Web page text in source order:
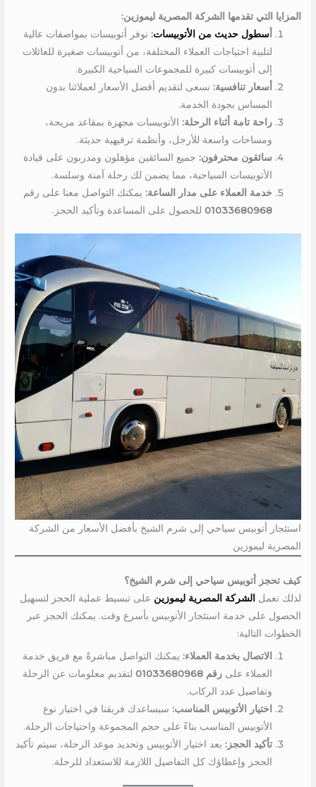
المزايا التي تقدمها الشركة المصرية ليموزين:
أسطول حديث من الأتوبيسات: نوفر أتوبيسات بمواصفات عالية
لتلبية احتياجات العملاء المختلفة، من أتوبيسات صغيرة للعائلات
إلى أتوبيسات كبيرة للمجموعات السياحية الكبيرة.
أسعار تنافسية: نسعى لتقديم أفضل الأسعار لعملائنا بدون
المساس بجودة الخدمة.
راحة تامة أثناء الرحلة: الأتوبيسات مجهزة بمقاعد مريحة،
ومساحات واسعة للأرجل، وأنظمة ترفيهية حديثة.
سائقون محترفون: جميع السائقين مؤهلون ومدربون على قيادة
الأتوبيسات السياحية، مما يضمن لك رحلة آمنة وسلسة.
خدمة العملاء على مدار الساعة: يمكنك التواصل معنا على رقم
01033680968 للحصول على المساعدة وتأكيد الحجز.
استئجار أتوبيس سياحي إلى شرم الشيخ بأفضل الأسعار من الشركة
المصرية ليموزين
كيف تحجز أتوبيس سياحي إلى شرم الشيخ؟
لذلك تعمل الشركة المصرية ليموزين على تبسيط عملية الحجز لتسهيل
الحصول على خدمة استئجار الأتوبيس بأسرع وقت. يمكنك الحجز عبر
الخطوات التالية:
الاتصال بخدمة العملاء: يمكنك التواصل مباشرةً مع فريق خدمة
العملاء علىرقم 01033680968
لتقديم معلومات عن الرحلة
وتفاصيل عدد الركاب.
اختيار الأتوبيس المناسب: سيساعدك فريقنا في اختيار نوع
الأتوبيس المناسب بناءً على حجم المجموعة واحتياجات الرحلة.
تأكيد الحجز: بعد اختيار الأتوبيس وتحديد موعد الرحلة، سيتم تأكيد
الحجز وإعطاؤك كل التفاصيل اللازمة للاستعداد للرحلة.